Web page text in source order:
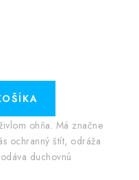
ohňa. Má značne
ochranný štít, odráža
duchovnú